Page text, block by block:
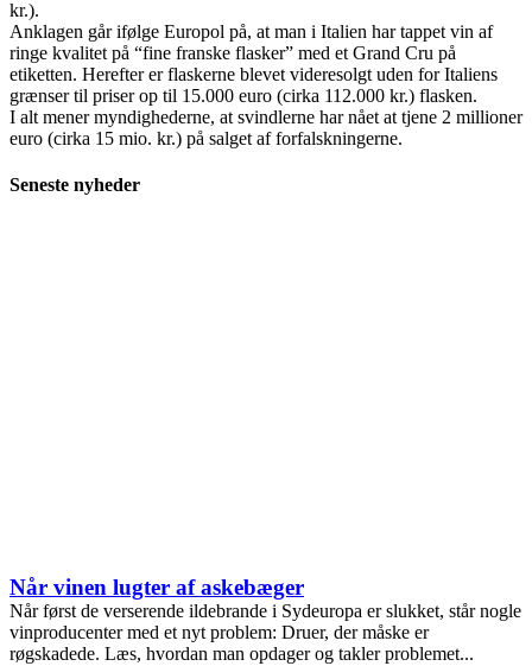
kr.).
Anklagen går ifølge Europol på, at man i Italien har tappet vin af
ringe kvalitet på “fine franske flasker” med et Grand Cru på
etiketten. Herefter er flaskerne blevet videresolgt uden for Italiens
grænser til priser op til 15.000 euro (cirka 112.000 kr.) flasken.
I alt mener myndighederne, at svindlerne har nået at tjene 2 millioner
euro (cirka 15 mio. kr.) på salget af forfalskningerne.
Seneste nyheder
Når vinen lugter af askebæger
Når først de verserende ildebrande i Sydeuropa er slukket, står nogle
vinproducenter med et nyt problem: Druer, der måske er
røgskadede. Læs, hvordan man opdager og takler problemet...